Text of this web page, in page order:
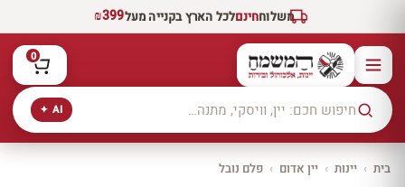
משלוחחינםלכל הארץ בקנייה מעל₪399
AI ✦
0
בית › יינות › יין אדום › פלם נובל